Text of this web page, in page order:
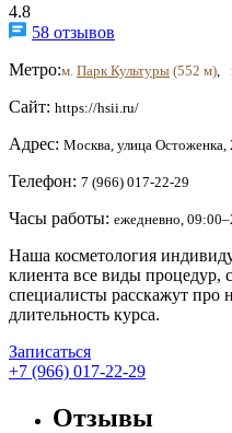
4.8
58 отзывов
Метро:м. Парк Культуры (552 м)
Сайт: https://hsii.ru/
Адрес: Москва, улица Остоженка,
Телефон: 7 (966) 017-22-29
Часы работы: ежедневно,
Наша косметология
клиента все виды процедур,
специалисты расскажут про
длительность курса.
Записаться
+7 (966) 017-22-29
Отзывы